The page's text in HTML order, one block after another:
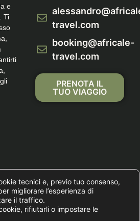
e
Ti
travel.com
booking@africale-
travel.com
PRENOTA IL
TUO VIAGGIO
© 2026 Tutti i diritti sono riservati.
Policy|Imposta Cookie
tecnici e, previo tuo consenso,
migliorare l’esperienza di
il traffico.
rifiutarli o impostare le